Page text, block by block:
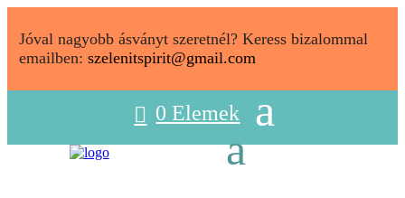
Jóval nagyobb ásványt szeretnél? Keress bizalommal
emailben: szelenitspirit@gmail.com
0 Elemek